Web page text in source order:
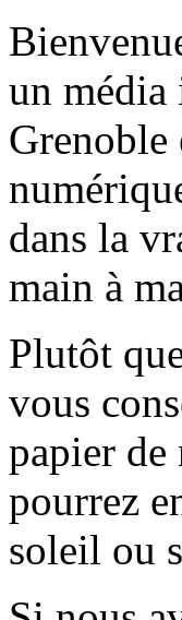
un média
Grenoble
dans la
main à
Plutôt
vous
papier
pourrez
soleil ou